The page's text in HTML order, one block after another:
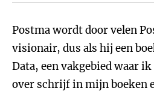
Postma wordt door velen
visionair, dus als hij een
Data, een vakgebied waar ik
over schrijf in mijn boeken